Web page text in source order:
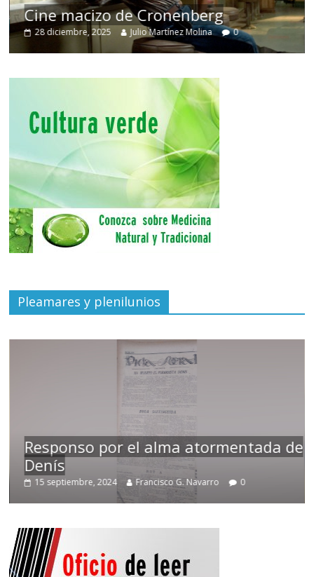
Cine macizo de Cronenberg
28 diciembre, 2025 Julio Martínez Molina 0
Pleamares y plenilunios
Responso por el alma atormentada de
Denís
15 septiembre, 2024 Francisco G. Navarro 0